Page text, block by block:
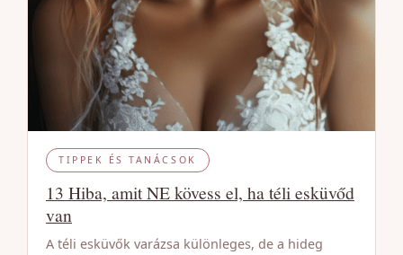
TIPPEK ÉS TANÁCSOK
13 Hiba, amit NE kövess el, ha téli esküvőd
van
A téli esküvők varázsa különleges, de a hideg